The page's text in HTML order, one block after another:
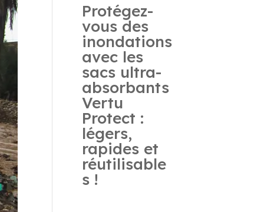
Protégez-
vous des
inondations
avec les
sacs ultra-
absorbants
Vertu
Protect :
légers,
rapides et
réutilisable
s !